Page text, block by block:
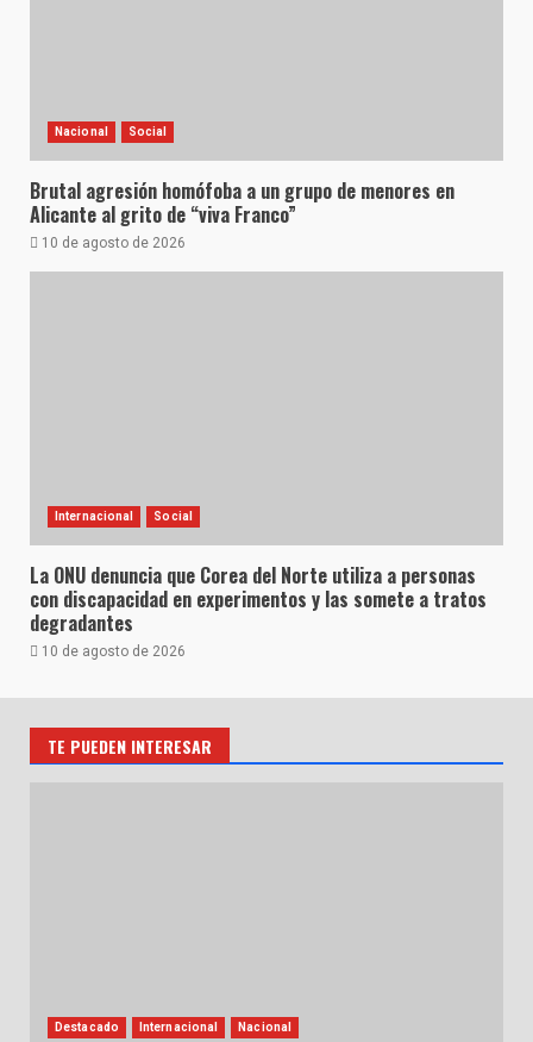
Nacional Social
Brutal agresión homófoba a un grupo de menores en
Alicante al grito de “viva Franco”
10 de agosto de 2026
Internacional Social
La ONU denuncia que Corea del Norte utiliza a personas
con discapacidad en experimentos y las somete a tratos
degradantes
10 de agosto de 2026
TE PUEDEN INTERESAR
Destacado Internacional Nacional